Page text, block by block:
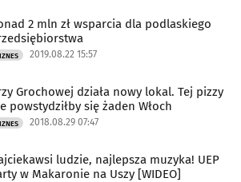
2 mln zł wsparcia dla podlaskiego
2019.08.22 15:57
Grochowej działa nowy lokal. Tej pizzy
powstydziłby się żaden Włoch
2018.08.29 07:47
ludzie, najlepsza muzyka! UEP
w Makaronie na Uszy [WIDEO]